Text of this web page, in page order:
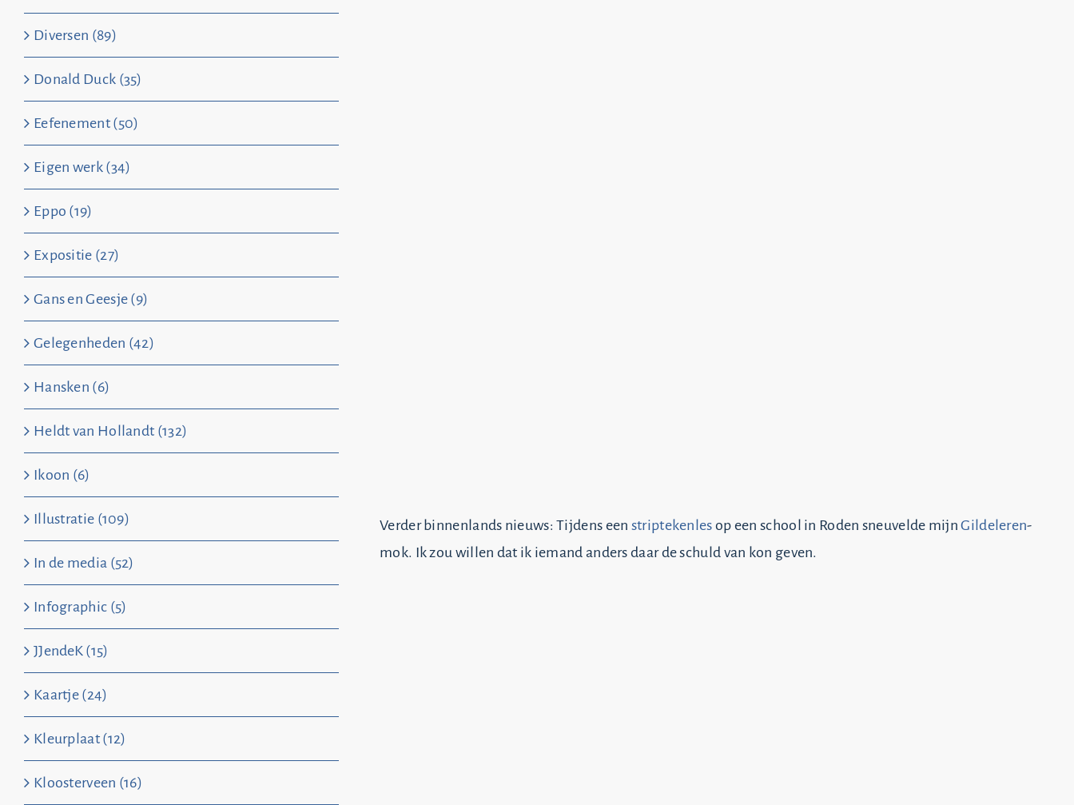
Diversen (89)
Donald Duck (35)
Eefenement (50)
Eigen werk (34)
Eppo (19)
Expositie (27)
Gans en Geesje (9)
Gelegenheden (42)
Hansken (6)
Heldt van Hollandt (132)
Ikoon (6)
Illustratie (109)
In de media (52)
Infographic (5)
JJendeK (15)
Kaartje (24)
Kleurplaat (12)
Kloosterveen (16)
Verder binnenlands nieuws: Tijdens een striptekenles op een school in Roden sneuvelde mijnGildeleren-
mok. Ik zou willen dat ik iemand anders daar de schuld van kon geven.